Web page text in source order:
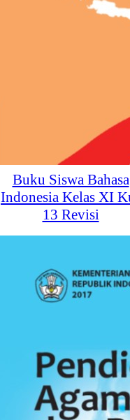
Buku Siswa Bahasa
Indonesia Kelas XI
13 Revisi